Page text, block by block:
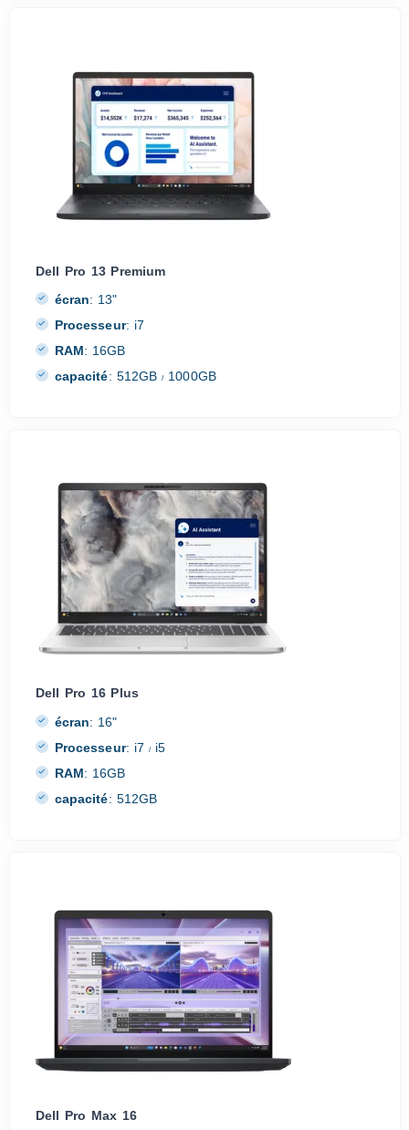
Dell Pro 13 Premium
écran: 13"
Processeur: i7
RAM: 16GB
capacité: 512GB/ 1000GB
Dell Pro 16 Plus
écran: 16"
Processeur: i7/ i5
RAM: 16GB
capacité: 512GB
Dell Pro Max 16